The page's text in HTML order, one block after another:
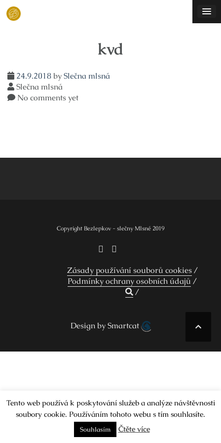
Skip
kvd
24.9.2018bySlečna mlsná
Slečna mlsná
No comments yet
Copyright Bezlepkov - slečny Mlsné 2019
Zásady používání souborů cookies
Podmínky ochrany osobních údajů
Design by Smartcat
Tento web používá k poskytování služeb a analýze návštěvnosti
soubory cookie. Používáním tohoto webu s tím souhlasíte.
Souhlasím Čtěte více